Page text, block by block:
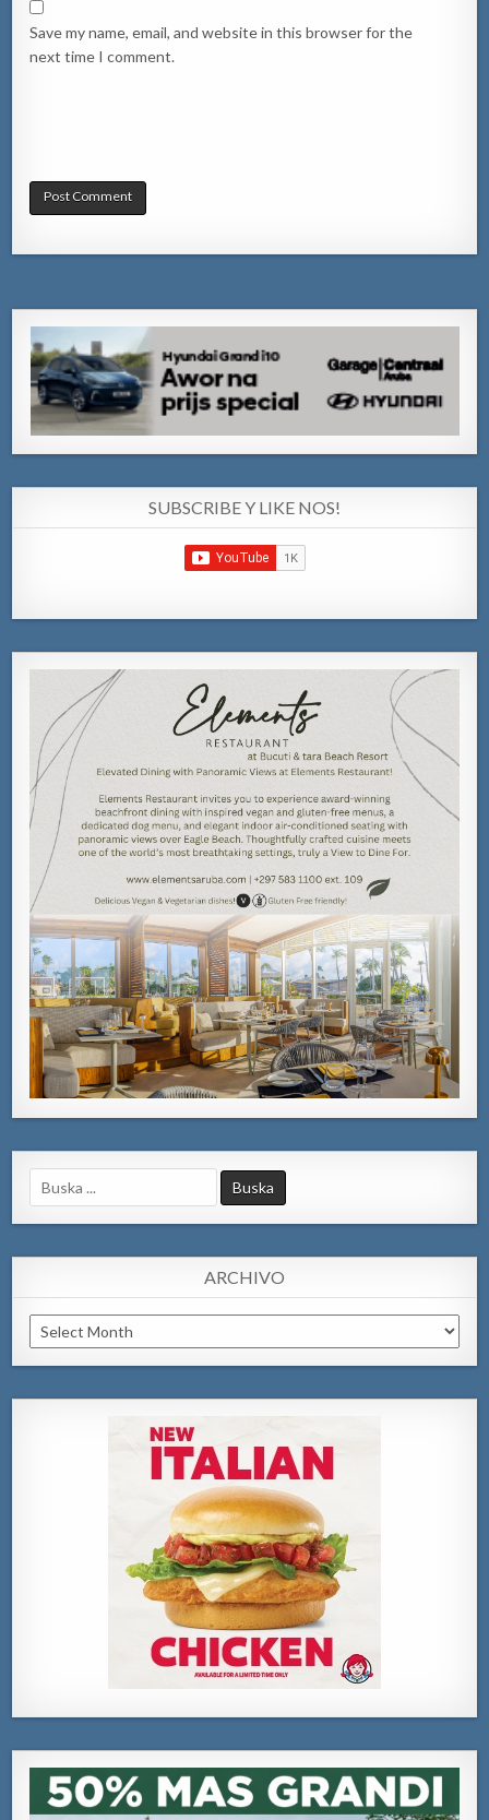
Save my name, email, and website in this browser for the
next time I comment.
SUBSCRIBE Y LIKE NOS!
Search
for:
ARCHIVO
Archivo